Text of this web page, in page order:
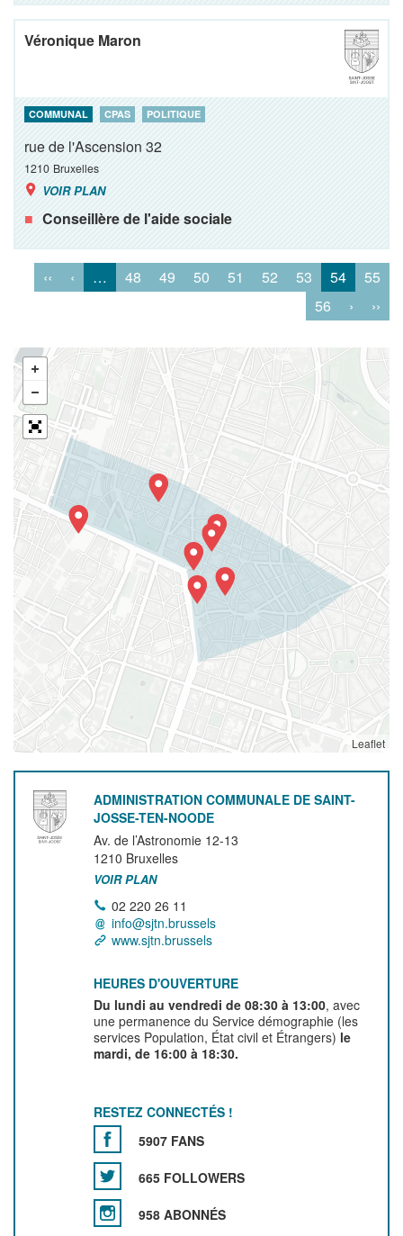
Véronique Maron
COMMUNAL CPAS POLITIQUE
rue de l'Ascension 32
1210 Bruxelles
VOIR PLAN
Conseillère de l'aide sociale
‹‹ ‹ … 48 49 50 51 52 53 54
55
56
› ››
Leaflet
ADMINISTRATION COMMUNALE DE SAINT-
JOSSE-TEN-NOODE
Av. de l’Astronomie 12-13
1210 Bruxelles
VOIR PLAN
02 220 26 11
info@sjtn.brussels
www.sjtn.brussels
HEURES D'OUVERTURE
Du lundi au vendredi de 08:30 à 13:00, avec
une permanence du Service démographie (les
services Population, État civil et Étrangers) le
mardi, de 16:00 à 18:30.
RESTEZ CONNECTÉS !
5907 FANS
665 FOLLOWERS
958 ABONNÉS